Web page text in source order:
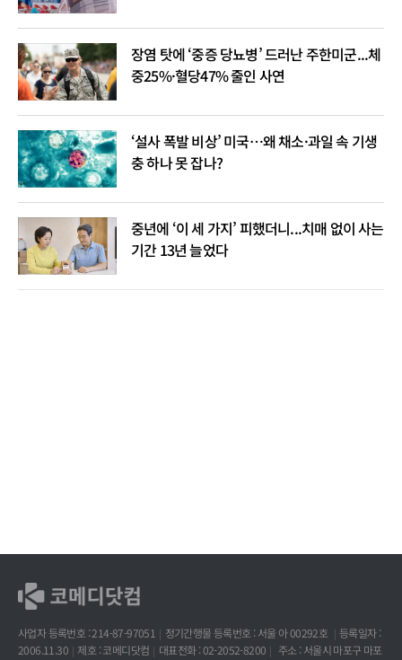
장염 탓에 ‘중증 당뇨병’ 드러난 주한미군...체
중25%·혈당47% 줄인 사연
‘설사 폭발 비상’ 미국…왜 채소·과일 속 기생
충 하나 못 잡나?
중년에 ‘이 세 가지’ 피했더니...치매 없이 사는
기간 13년 늘었다
사업자 등록번호 : 214-87-97051 정기간행물 등록번호 : 서울 아 00292호
등록일자 :
2006.11.30
제호 : 코메디닷컴 대표전화 : 02-2052-8200
주소 : 서울시 마포구 마포